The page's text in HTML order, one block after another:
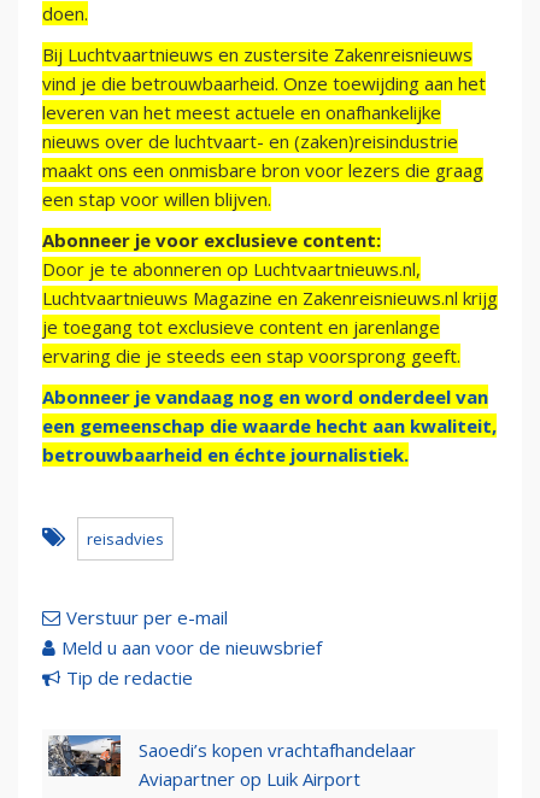
doen.
Bij Luchtvaartnieuws en zustersite Zakenreisnieuws
vind je die betrouwbaarheid. Onze toewijding aan het
leveren van het meest actuele en onafhankelijke
nieuws over de luchtvaart- en (zaken)reisindustrie
maakt ons een onmisbare bron voor lezers die graag
een stap voor willen blijven.
Abonneer je voor exclusieve content:
Door je te abonneren op Luchtvaartnieuws.nl,
Luchtvaartnieuws Magazine en Zakenreisnieuws.nl krijg
je toegang tot exclusieve content en jarenlange
ervaring die je steeds een stap voorsprong geeft.
Abonneer je vandaag nog en word onderdeel van
een gemeenschap die waarde hecht aan kwaliteit,
betrouwbaarheid en échte journalistiek.
reisadvies
Verstuur per e-mail
Meld u aan voor de nieuwsbrief
Tip de redactie
Saoedi’s kopen vrachtafhandelaar
Aviapartner op Luik Airport